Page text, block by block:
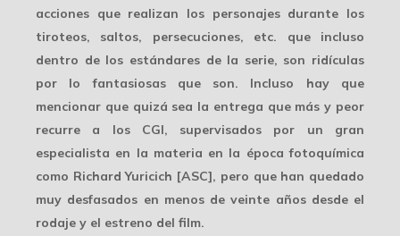
acciones que realizan los personajes durante los
tiroteos, saltos, persecuciones, etc. que incluso
dentro de los estándares de la serie, son ridículas
por lo fantasiosas que son. Incluso hay que
mencionar que quizá sea la entrega que más y peor
recurre a los CGI, supervisados por un gran
especialista en la materia en la época fotoquímica
como Richard Yuricich [ASC], pero que han quedado
muy desfasados en menos de veinte años desde el
rodaje y el estreno del film.